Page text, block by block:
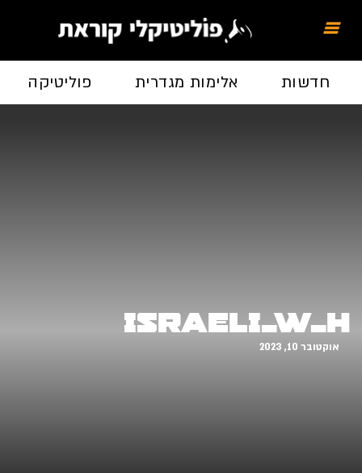
חדשות אלימות מגדרית פוליטיקה
israeli_w_h
אוקטובר 10, 2023